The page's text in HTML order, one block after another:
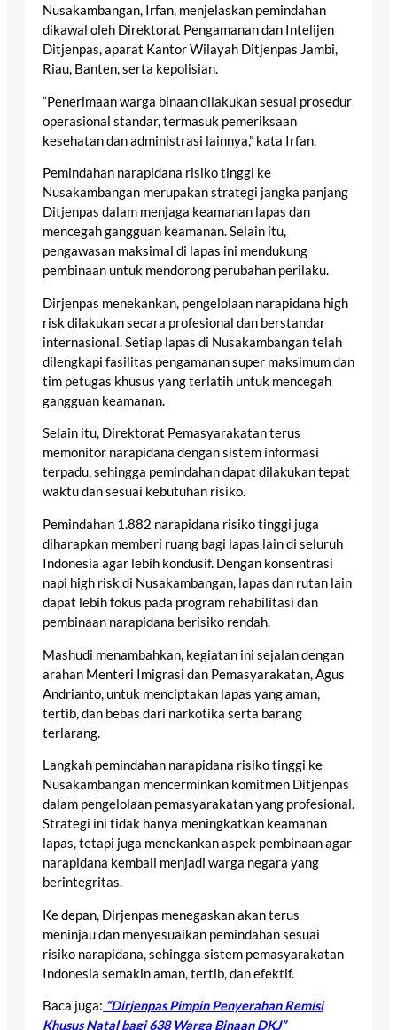
Nusakambangan, Irfan, menjelaskan pemindahan
dikawal oleh Direktorat Pengamanan dan Intelijen
Ditjenpas, aparat Kantor Wilayah Ditjenpas Jambi,
Riau, Banten, serta kepolisian.
“Penerimaan warga binaan dilakukan sesuai prosedur
operasional standar, termasuk pemeriksaan
kesehatan dan administrasi lainnya,” kata Irfan.
Pemindahan narapidana risiko tinggi ke
Nusakambangan merupakan strategi jangka panjang
Ditjenpas dalam menjaga keamanan lapas dan
mencegah gangguan keamanan. Selain itu,
pengawasan maksimal di lapas ini mendukung
pembinaan untuk mendorong perubahan perilaku.
Dirjenpas menekankan, pengelolaan narapidana high
risk dilakukan secara profesional dan berstandar
internasional. Setiap lapas di Nusakambangan telah
dilengkapi fasilitas pengamanan super maksimum dan
tim petugas khusus yang terlatih untuk mencegah
gangguan keamanan.
Selain itu, Direktorat Pemasyarakatan terus
memonitor narapidana dengan sistem informasi
terpadu, sehingga pemindahan dapat dilakukan tepat
waktu dan sesuai kebutuhan risiko.
Pemindahan 1.882 narapidana risiko tinggi juga
diharapkan memberi ruang bagi lapas lain di seluruh
Indonesia agar lebih kondusif. Dengan konsentrasi
napi high risk di Nusakambangan, lapas dan rutan lain
dapat lebih fokus pada program rehabilitasi dan
pembinaan narapidana berisiko rendah.
Mashudi menambahkan, kegiatan ini sejalan dengan
arahan Menteri Imigrasi dan Pemasyarakatan, Agus
Andrianto, untuk menciptakan lapas yang aman,
tertib, dan bebas dari narkotika serta barang
terlarang.
Langkah pemindahan narapidana risiko tinggi ke
Nusakambangan mencerminkan komitmen Ditjenpas
dalam pengelolaan pemasyarakatan yang profesional.
Strategi ini tidak hanya meningkatkan keamanan
lapas, tetapi juga menekankan aspek pembinaan agar
narapidana kembali menjadi warga negara yang
berintegritas.
Ke depan, Dirjenpas menegaskan akan terus
meninjau dan menyesuaikan pemindahan sesuai
risiko narapidana, sehingga sistem pemasyarakatan
Indonesia semakin aman, tertib, dan efektif.
Baca juga: “Dirjenpas Pimpin Penyerahan Remisi
Khusus Natal bagi 638 Warga Binaan DKJ”